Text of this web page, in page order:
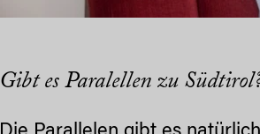
Gibt es Paralellen zu